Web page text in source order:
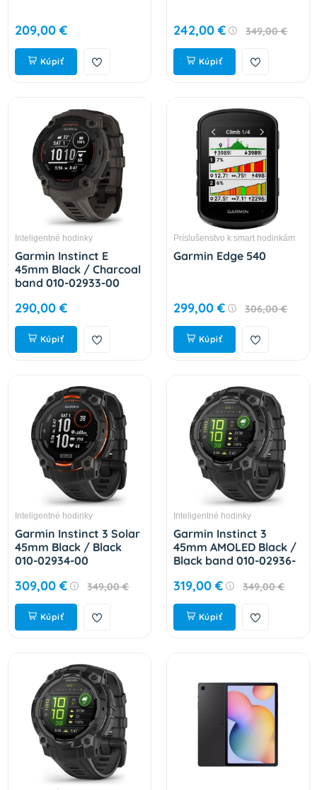
209,00 €
Kúpiť
242,00 € 349,00 €
Kúpiť
Inteligentné hodinky
Garmin Instinct E
45mm Black / Charcoal
band 010-02933-00
290,00 €
Kúpiť
Príslušenstvo k smart hodinkám
Garmin Edge 540
299,00 € 306,00 €
Kúpiť
Inteligentné hodinky
Garmin Instinct 3 Solar
45mm Black / Black
010-02934-00
309,00 € 349,00 €
Kúpiť
Inteligentné hodinky
Garmin Instinct 3
45mm AMOLED Black /
Black band 010-02936-
319,00 € 349,00 €
Kúpiť